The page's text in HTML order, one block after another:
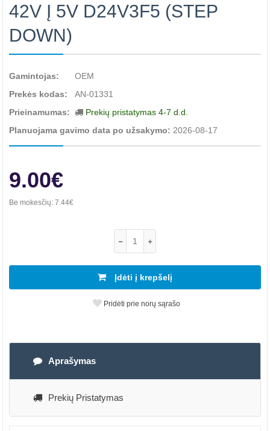
42V Į 5V D24V3F5 (STEP
DOWN)
Gamintojas:
OEM
Prekės kodas:
AN-01331
Prieinamumas:
Prekių pristatymas 4-7 d.d.
Planuojama gavimo data po užsakymo: 2026-08-17
9.00€
Be mokesčių: 7.44€
Įdėti į krepšelį
Pridėti prie norų sąrašo
Aprašymas
Prekių Pristatymas